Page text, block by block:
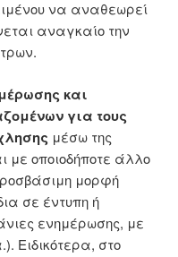
να αναθεωρεί
αναγκαίο την
και
για τους
μέσω της
με οποιοδήποτε άλλο
μορφή
σε έντυπη ή
ενημέρωσης, με
Ειδικότερα, στο